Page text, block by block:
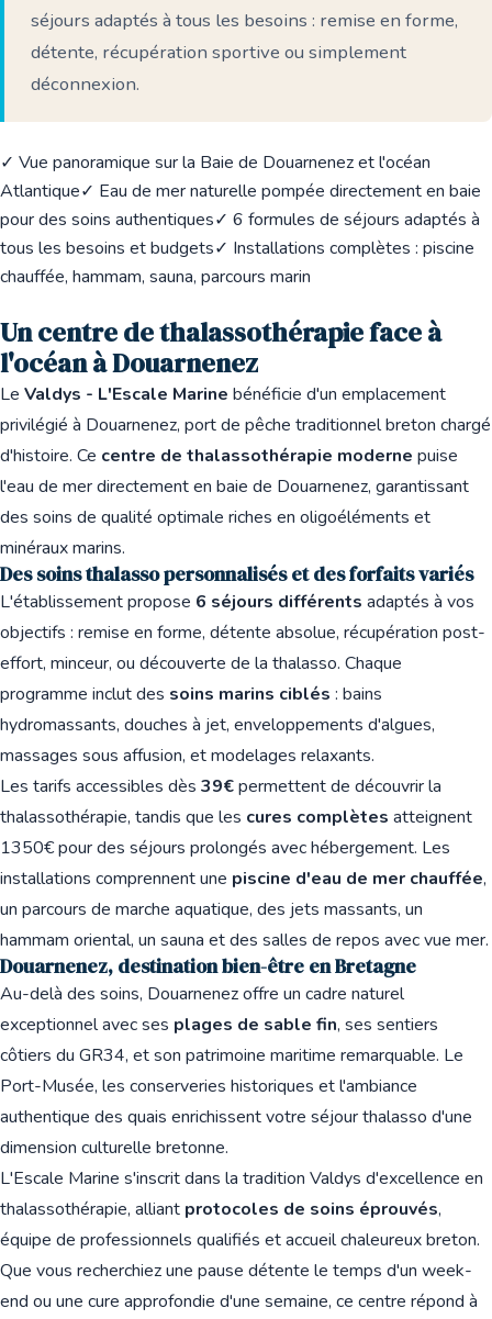
séjours adaptés à tous les besoins : remise en forme,
détente, récupération sportive ou simplement
déconnexion.
✓ Vue panoramique sur la Baie de Douarnenez et l'océan
Atlantique✓ Eau de mer naturelle pompée directement en baie
pour des soins authentiques✓ 6 formules de séjours adaptés à
tous les besoins et budgets✓ Installations complètes : piscine
chauffée, hammam, sauna, parcours marin
Un centre de thalassothérapie face à
l'océan à Douarnenez
Le Valdys - L'Escale Marine bénéficie d'un emplacement
privilégié à Douarnenez, port de pêche traditionnel breton chargé
d'histoire. Ce centre de thalassothérapie moderne puise
l'eau de mer directement en baie de Douarnenez, garantissant
des soins de qualité optimale riches en oligoéléments et
minéraux marins.
Des soins thalasso personnalisés et des forfaits variés
L'établissement propose 6 séjours différents adaptés à vos
objectifs : remise en forme, détente absolue, récupération post-
effort, minceur, ou découverte de la thalasso. Chaque
programme inclut des soins marins ciblés : bains
hydromassants, douches à jet, enveloppements d'algues,
massages sous affusion, et modelages relaxants.
Les tarifs accessibles dès 39€permettent de découvrir la
thalassothérapie, tandis que les cures complètes atteignent
1350€ pour des séjours prolongés avec hébergement. Les
installations comprennent une piscine d'eau de mer chauffée,
un parcours de marche aquatique, des jets massants, un
hammam oriental, un sauna et des salles de repos avec vue mer.
Douarnenez, destination bien-être en Bretagne
Au-delà des soins, Douarnenez offre un cadre naturel
exceptionnel avec ses plages de sable fin, ses sentiers
côtiers du GR34, et son patrimoine maritime remarquable. Le
Port-Musée, les conserveries historiques et l'ambiance
authentique des quais enrichissent votre séjour thalasso d'une
dimension culturelle bretonne.
L'Escale Marine s'inscrit dans la tradition Valdys d'excellence en
thalassothérapie, alliant protocoles de soins éprouvés,
équipe de professionnels qualifiés et accueil chaleureux breton.
Que vous recherchiez une pause détente le temps d'un week-
end ou une cure approfondie d'une semaine, ce centre répond à